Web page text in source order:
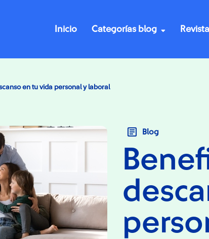
Inicio Categorías blog
en tu vida personal y laboral
Blog